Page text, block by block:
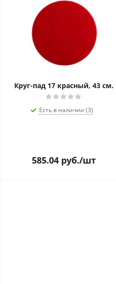
Круг-пад 17 красный, 43 см.
Есть в наличии (3)
585.04 руб./шт